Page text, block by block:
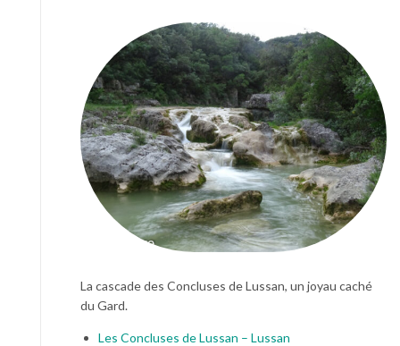
La cascade des Concluses de Lussan, un joyau caché
du Gard.
Les Concluses de Lussan – Lussan